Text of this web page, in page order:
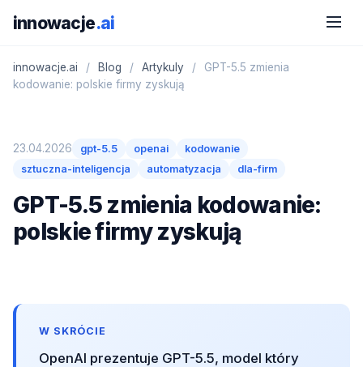
innowacje.ai
innowacje.ai / Blog / Artykuly /
GPT-5.5 zmienia
kodowanie: polskie firmy zyskują
23.04.2026 gpt-5.5 openai
kodowanie
sztuczna-inteligencja
automatyzacja dla-firm
GPT-5.5 zmienia kodowanie:
polskie firmy zyskują
W SKRÓCIE
OpenAI prezentuje GPT-5.5, model który